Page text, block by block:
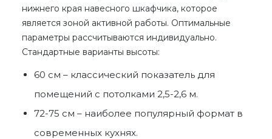
нижнего края навесного шкафчика, которое
является зоной активной работы. Оптимальные
параметры рассчитываются индивидуально.
Стандартные варианты высоты:
60 см – классический показатель для
помещений с потолками 2,5-2,6 м.
72-75 см – наиболее популярный формат в
современных кухнях.